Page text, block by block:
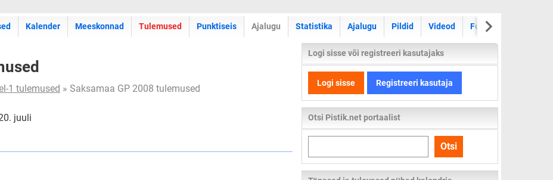
Kalender Meeskonnad Tulemused Punktiseis Ajalugu Statistika Ajalugu Pildid Videod Foorum
1 tulemused » Saksamaa GP 2008 tulemused
juuli
Logi sisse või registreeri kasutajaks
Logi sisse Registreeri kasutaja
Otsi Pistik.net portaalist
kogu
lehelt
Otsi